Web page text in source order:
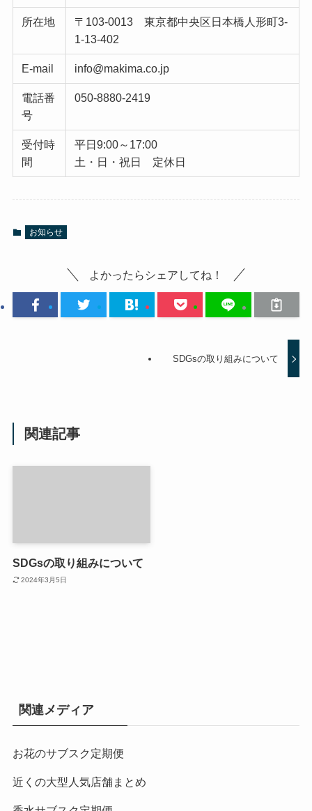
所在地
〒103-0013 東京都中央区日本橋人形町3-
1-13-402
E-mail info@makima.co.jp
電話番
号
050-8880-2419
受付時
間
平日9:00～17:00
土・日・祝日 定休日
お知らせ
よかったらシェアしてね！
SDGsの取り組みについて
関連記事
SDGsの取り組みについて
2024年3月5日
関連メディア
お花のサブスク定期便
近くの大型人気店舗まとめ